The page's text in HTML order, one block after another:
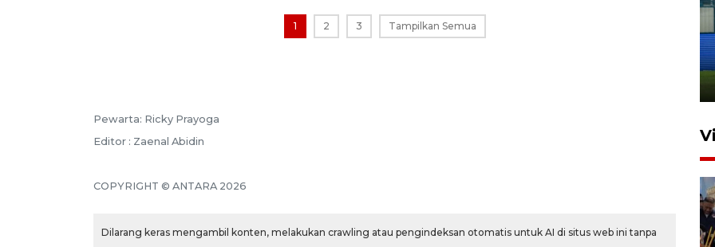
1 2 3 Tampilkan Semua
Pewarta: Ricky Prayoga
Editor : Zaenal Abidin
COPYRIGHT © ANTARA 2026
Dilarang keras mengambil konten, melakukan crawling atau pengindeksan otomatis untuk AI di situs web ini tanpa
Penutupan latihan bela negara
dan manajerial SPPI di